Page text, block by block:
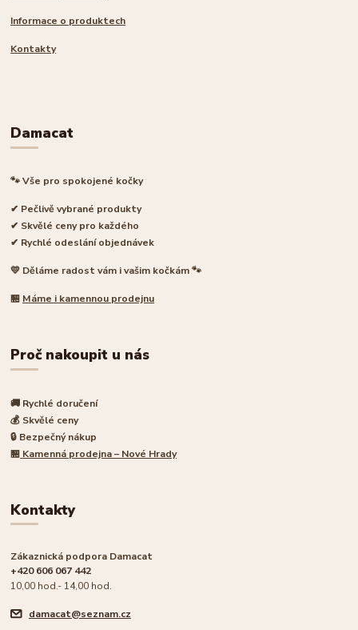
Informace o produktech
Kontakty
Damacat
🐾 Vše pro spokojené kočky
✔ Pečlivě vybrané produkty
✔ Skvělé ceny pro každého
✔ Rychlé odeslání objednávek
💛 Děláme radost vám i vašim kočkám 🐾
🏪 Máme i kamennou prodejnu
Proč nakoupit u nás
🚚 Rychlé doručení
💰 Skvělé ceny
🔒 Bezpečný nákup
🏪 Kamenná prodejna – Nové Hrady
Kontakty
Zákaznická podpora Damacat
+420 606 067 442
10,00 hod.- 14,00 hod.
damacat@seznam.cz